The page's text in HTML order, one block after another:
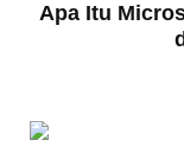
Apa Itu